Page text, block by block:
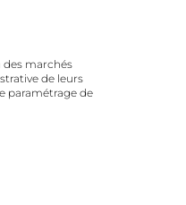
des marchés
de leurs
paramétrage de